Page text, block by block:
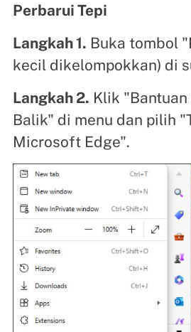
Perbarui Tepi
Langkah 1. Buka tombol
kecil dikelompokkan) di
Langkah 2. Klik "Bantuan
Balik" di menu dan pilih
Microsoft Edge".